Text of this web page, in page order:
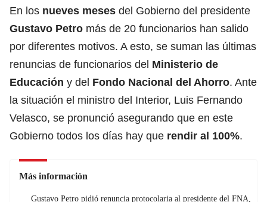
En los nueves meses del Gobierno del presidente
Gustavo Petro más de 20 funcionarios han salido
por diferentes motivos. A esto, se suman las últimas
renuncias de funcionarios del Ministerio de
Educación y del Fondo Nacional del Ahorro. Ante
la situación el ministro del Interior, Luis Fernando
Velasco, se pronunció asegurando que en este
Gobierno todos los días hay que rendir al 100%.
Más información
Gustavo Petro pidió renuncia protocolaria al presidente del FNA,